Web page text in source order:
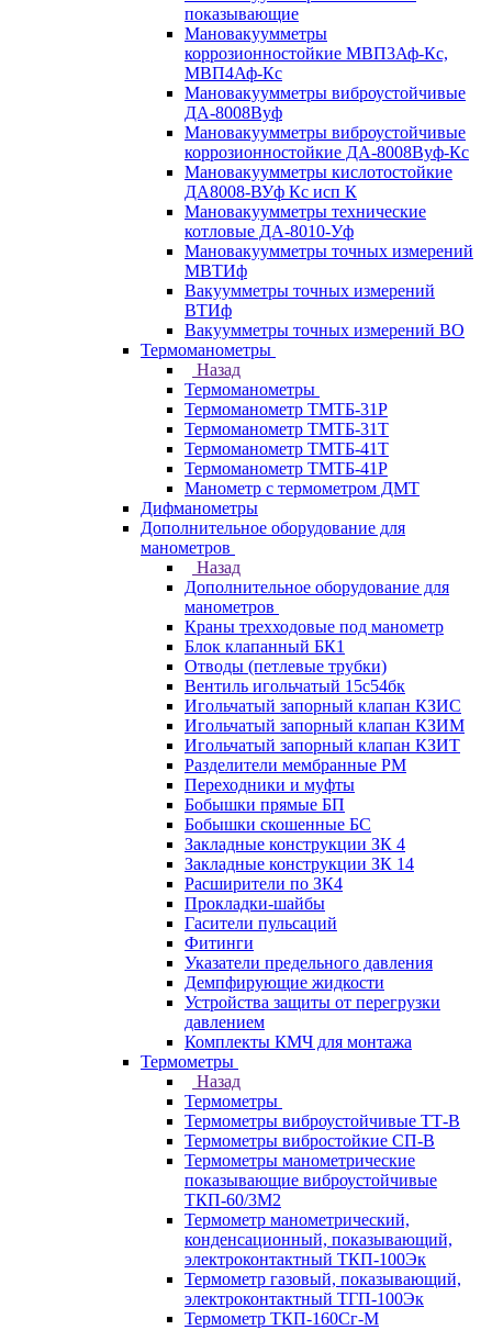
показывающие
Мановакуумметры
коррозионностойкие МВП3Аф-Кс,
МВП4Аф-Кс
Мановакуумметры виброустойчивые
ДА-8008Вуф
Мановакуумметры виброустойчивые
коррозионностойкие ДА-8008Вуф-Кс
Мановакуумметры кислотостойкие
ДА8008-ВУф Кс исп К
Мановакуумметры технические
котловые ДА-8010-Уф
Мановакуумметры точных измерений
МВТИф
Вакуумметры точных измерений
ВТИф
Вакуумметры точных измерений ВО
Термоманометры
Назад
Термоманометры
Термоманометр ТМТБ-31Р
Термоманометр ТМТБ-31Т
Термоманометр ТМТБ-41Т
Термоманометр ТМТБ-41Р
Манометр с термометром ДМТ
Дифманометры
Дополнительное оборудование для
манометров
Назад
Дополнительное оборудование для
манометров
Краны трехходовые под манометр
Блок клапанный БК1
Отводы (петлевые трубки)
Вентиль игольчатый 15с54бк
Игольчатый запорный клапан КЗИС
Игольчатый запорный клапан КЗИМ
Игольчатый запорный клапан КЗИТ
Разделители мембранные РМ
Переходники и муфты
Бобышки прямые БП
Бобышки скошенные БС
Закладные конструкции ЗК 4
Закладные конструкции ЗК 14
Расширители по ЗК4
Прокладки-шайбы
Гасители пульсаций
Фитинги
Указатели предельного давления
Демпфирующие жидкости
Устройства защиты от перегрузки
давлением
Комплекты КМЧ для монтажа
Термометры
Назад
Термометры
Термометры виброустойчивые ТТ-В
Термометры вибростойкие СП-В
Термометры манометрические
показывающие виброустойчивые
ТКП-60/3М2
Термометр манометрический,
конденсационный, показывающий,
электроконтактный ТКП-100Эк
Термометр газовый, показывающий,
электроконтактный ТГП-100Эк
Термометр ТКП-160Сг-М